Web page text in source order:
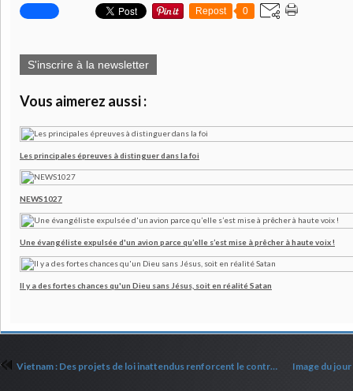
Repost 0
S'inscrire à la newsletter
Vous aimerez aussi :
Les principales épreuves à distinguer dans la foi
NEWS1027
Une évangéliste expulsée d'un avion parce qu’elle s’est mise à prêcher à haute voix !
Il y a des fortes chances qu'un Dieu sans Jésus, soit en réalité Satan
Vietnam : Des projets de loi inattendus renforcent le contrôle des Églises